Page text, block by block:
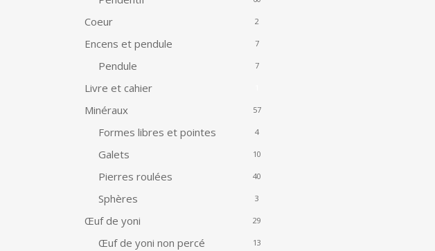
Coeur 2
Encens et pendule 7
Pendule 7
Livre et cahier
Minéraux 57
Formes libres et pointes 4
Galets 10
Pierres roulées 40
Sphères 3
Œuf de yoni 29
Œuf de yoni non percé 13